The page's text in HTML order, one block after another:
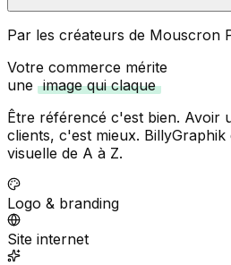
Par les créateurs de Mouscron
Votre commerce mérite
une image qui claque
Être référencé c'est bien. Avoir
clients, c'est mieux.
visuelle de A à Z.
Logo & branding
Site internet